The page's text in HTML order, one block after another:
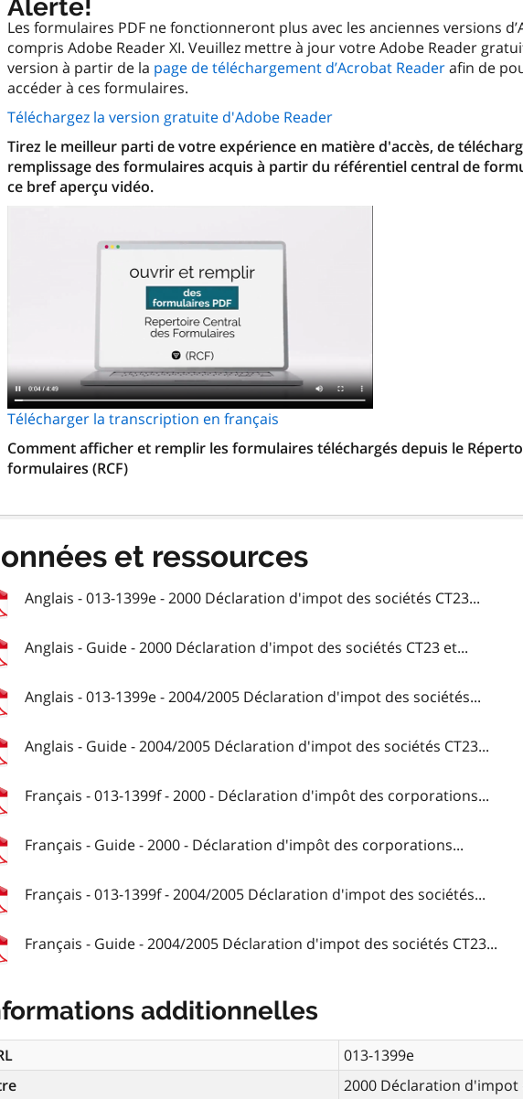
Alerte!
Les formulaires PDF ne fonctionneront plus avec les anciennes versions
compris Adobe Reader XI. Veuillez mettre à jour votre Adobe Reader
version à partir de la page de téléchargement d’Acrobat Readerafin de
accéder à ces formulaires.
Téléchargez la version gratuite d'Adobe Reader
Tirez le meilleur parti de votre expérience en matière d'accès, de
remplissage des formulaires acquis à partir du référentiel central de
ce bref aperçu vidéo.
Télécharger la transcription en français
Comment afficher et remplir les formulaires téléchargés depuis le
formulaires (RCF)
et ressources
Anglais - 013-1399e - 2000 Déclaration d'impot des sociétés CT23...
Anglais - Guide - 2000 Déclaration d'impot des sociétés CT23 et...
Anglais - 013-1399e - 2004/2005 Déclaration d'impot des sociétés...
Anglais - Guide - 2004/2005 Déclaration d'impot des sociétés CT23...
Français - 013-1399f - 2000 - Déclaration d'impôt des corporations...
Français - Guide - 2000 - Déclaration d'impôt des corporations...
Français - 013-1399f - 2004/2005 Déclaration d'impot des sociétés...
Français - Guide - 2004/2005 Déclaration d'impot des sociétés CT23...
additionnelles
013-1399e
2000 Déclaration d'impot